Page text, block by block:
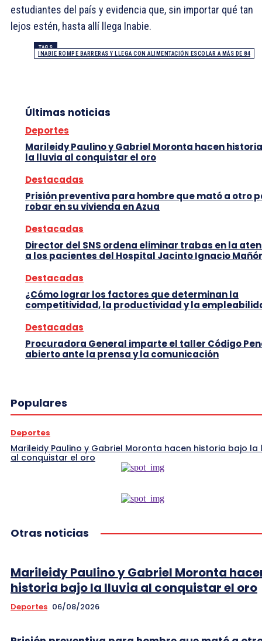
estudiantes del país y evidencia que, sin importar qué tan
lejos estén, hasta allí llega Inabie.
TAGS
INABIE ROMPE BARRERAS Y LLEGA CON ALIMENTACIÓN ESCOLAR A MÁS DE 84
Últimas noticias
Deportes
Marileidy Paulino y Gabriel Moronta hacen
la lluvia al conquistar el oro
Destacadas
Prisión preventiva para hombre que mató a otro
robar en su vivienda en Azua
Destacadas
Director del SNS ordena eliminar trabas en la
a los pacientes del Hospital Jacinto Ignacio
Destacadas
¿Cómo lograr los factores que determinan la
competitividad, la productividad y la
Destacadas
Procuradora General imparte el taller Código
abierto ante la prensa y la comunicación
Populares
Deportes
Marileidy Paulino y Gabriel Moronta hacen historia bajo la
al conquistar el oro
Otras noticias
Marileidy Paulino y Gabriel Moronta
historia bajo la lluvia al conquistar el oro
Deportes 06/08/2026